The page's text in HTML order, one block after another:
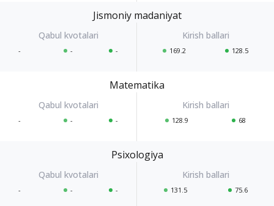
Jismoniy madaniyat
- - - 169.2 128.5
Matematika
- - - 128.9 68
Psixologiya
- - - 131.5 75.6